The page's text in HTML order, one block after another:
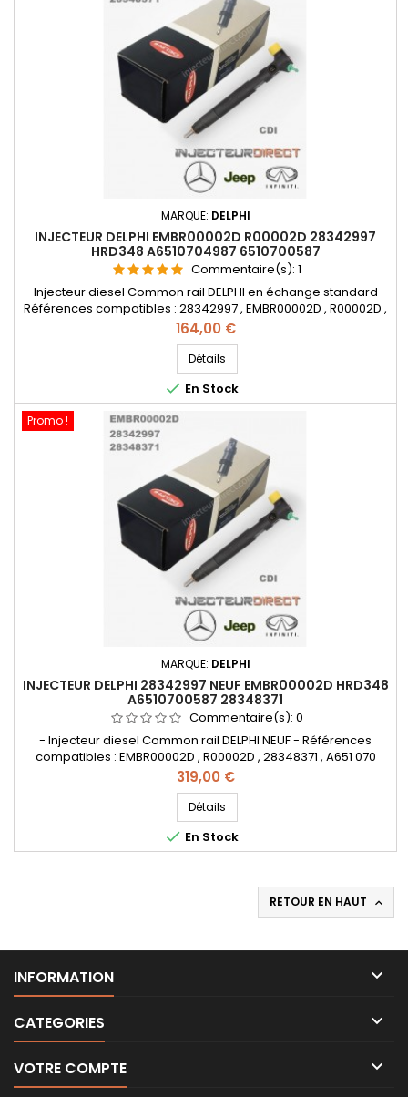
MARQUE: DELPHI
INJECTEUR DELPHI EMBR00002D R00002D 28342997
HRD348 A6510704987 6510700587
Commentaire(s): 1
- Injecteur diesel Common rail DELPHI en échange standard -
Références compatibles : 28342997 , EMBR00002D , R00002D ,
28348371 , A651 070 4987 , A651 070 4987 0005 , A6510700587
, A6510704987, A65107049870005 , A6510700587 , 6510700587 -
Pour motorisation Mercedes Benz CDI - Pièce d'origine et
garantie
Prix
164,00 €
Détails
 En Stock
Promo !
MARQUE: DELPHI
INJECTEUR DELPHI 28342997 NEUF EMBR00002D HRD348
A6510700587 28348371
Commentaire(s): 0
- Injecteur diesel Common rail DELPHI NEUF - Références
compatibles : EMBR00002D , R00002D , 28348371 , A651 070
4987 , A651 070 4987 0005 , A6510700587 , A6510704987,
A65107049870005 , A6510700587 , 6510700587 - Pour
motorisation Mercedes Benz CDI - Pièce d'origine
Prix
319,00 €
Détails
 En Stock
RETOUR EN HAUT 
INFORMATION 
CATEGORIES 
VOTRE COMPTE 